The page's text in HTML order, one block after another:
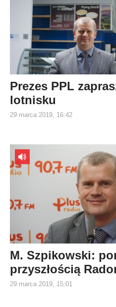
Prezes PPL
lotnisku
29 marca 2019, 16:42
M. Szpikowski:
przyszłością
29 marca 2019, 15:01